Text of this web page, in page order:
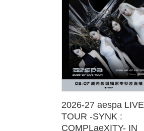
2026-27 aespa LIVE
TOUR -SYNK :
COMPLaeXITY- IN